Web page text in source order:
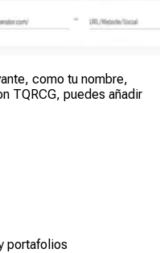
como tu nombre,
TQRCG, puedes añadir
portafolios